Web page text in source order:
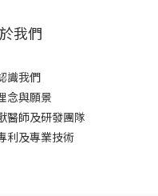
我們
識我們
念與願景
醫師及研發團隊
利及專業技術